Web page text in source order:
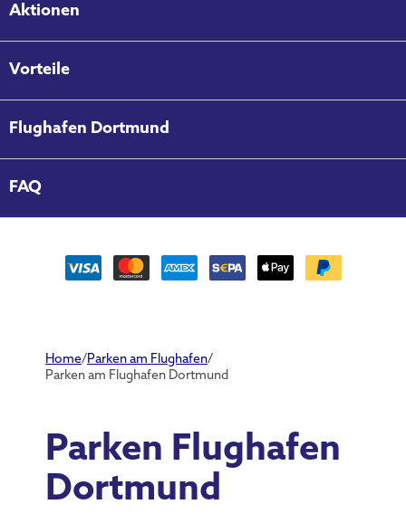
Aktionen
Vorteile
Flughafen Dortmund
FAQ
Home/Parken am Flughafen/
Parken am Flughafen Dortmund
Parken Flughafen
Dortmund